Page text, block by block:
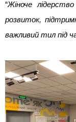
“Жіноче
розвиток,
важливий тил під